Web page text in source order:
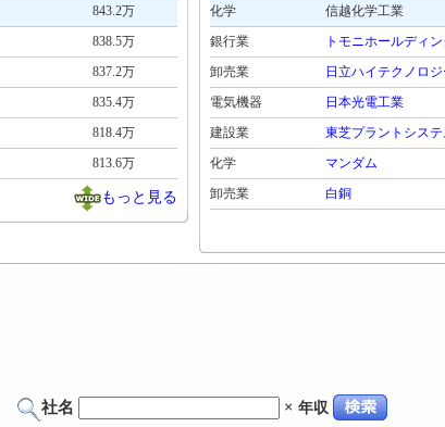
843.2万
838.5万
837.2万
835.4万
818.4万
813.6万
もっと見る
化学
信越化学工業
銀行業
トモニホールディ
卸売業
日立ハイテクノロ
電気機器
日本光電工業
建設業
東芝プラントシス
化学
マンダム
卸売業
白銅
社名 × 年収